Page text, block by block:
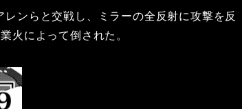
ンらと交戦し、ミラーの全反射に攻撃を反
火によって倒された。